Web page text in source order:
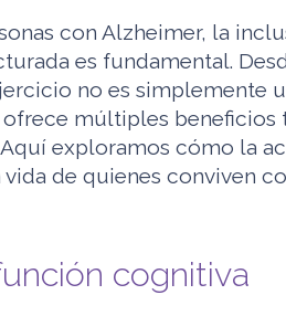
con Alzheimer, la
es fundamental.
no es simplemente
múltiples beneficios
exploramos cómo la
de quienes conviven
cognitiva